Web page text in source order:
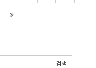
검색